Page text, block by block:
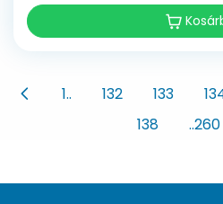
1.. 132 133
138
..260